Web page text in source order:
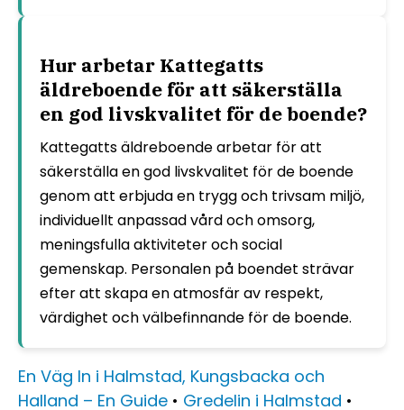
Hur arbetar Kattegatts
äldreboende för att säkerställa
en god livskvalitet för de boende?
Kattegatts äldreboende arbetar för att
säkerställa en god livskvalitet för de boende
genom att erbjuda en trygg och trivsam miljö,
individuellt anpassad vård och omsorg,
meningsfulla aktiviteter och social
gemenskap. Personalen på boendet strävar
efter att skapa en atmosfär av respekt,
värdighet och välbefinnande för de boende.
En Väg In i Halmstad, Kungsbacka och
Halland – En Guide • Gredelin i Halmstad •